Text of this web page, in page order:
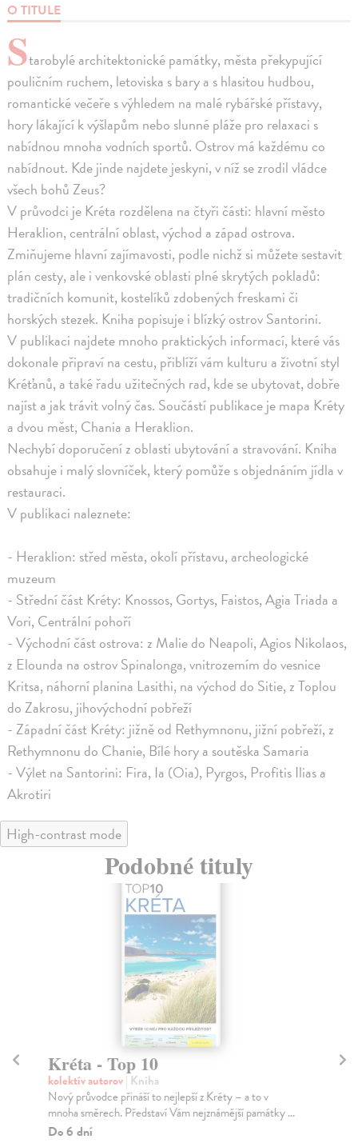
O TITULE
Starobylé architektonické památky, města překypující
pouličním ruchem, letoviska s bary a s hlasitou hudbou,
romantické večeře s výhledem na malé rybářské přístavy,
hory lákající k výšlapům nebo slunné pláže pro relaxaci s
nabídnou mnoha vodních sportů. Ostrov má každému co
nabídnout. Kde jinde najdete jeskyni, v níž se zrodil vládce
všech bohů Zeus?
V průvodci je Kréta rozdělena na čtyři části: hlavní město
Heraklion, centrální oblast, východ a západ ostrova.
Zmiňujeme hlavní zajímavosti, podle nichž si můžete sestavit
plán cesty, ale i venkovské oblasti plné skrytých pokladů:
tradičních komunit, kostelíků zdobených freskami či
horských stezek. Kniha popisuje i blízký ostrov Santorini.
V publikaci najdete mnoho praktických informací, které vás
dokonale připraví na cestu, přiblíží vám kulturu a životní styl
Kréťanů, a také řadu užitečných rad, kde se ubytovat, dobře
najíst a jak trávit volný čas. Součástí publikace je mapa Kréty
a dvou měst, Chania a Heraklion.
Nechybí doporučení z oblasti ubytování a stravování. Kniha
obsahuje i malý slovníček, který pomůže s objednáním jídla v
restauraci.
V publikaci naleznete:
- Heraklion: střed města, okolí přístavu, archeologické
muzeum
- Střední část Kréty: Knossos, Gortys, Faistos, Agia Triada a
Vori, Centrální pohoří
- Východní část ostrova: z Malie do Neapoli, Agios Nikolaos,
z Elounda na ostrov Spinalonga, vnitrozemím do vesnice
Kritsa, náhorní planina Lasithi, na východ do Sitie, z Toplou
do Zakrosu, jihovýchodní pobřeží
- Západní část Kréty: jižně od Rethymnonu, jižní pobřeží, z
Rethymnonu do Chanie, Bílé hory a soutěska Samaria
- Výlet na Santorini: Fira, Ia (Oia), Pyrgos, Profitis Ilias a
Akrotiri
High-contrast mode
Podobné tituly
Kréta - Top 10
kolektív autorov| Kniha
Nový průvodce přináší to nejlepší z Kréty – a to v
mnoha směrech. Představí Vám nejznámější památky ...
Do 6 dní